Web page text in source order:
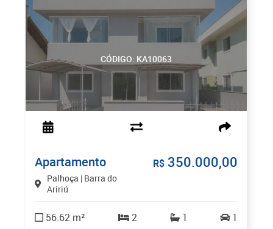
CÓDIGO: KA10063
Apartamento
Palhoça | Barra do
Aririú
R$ 350.000,00
56.62 m² 2 1 1